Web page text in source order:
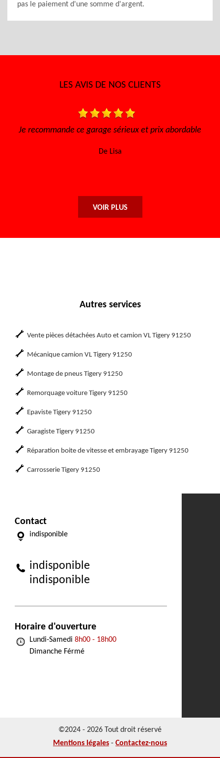
pas le paiement d'une somme d'argent.
LES AVIS DE NOS CLIENTS
Je recommande ce garage sérieux et prix abordable
De Lisa
VOIR PLUS
Autres services
Vente pièces détachées Auto et camion VL Tigery 91250
Mécanique camion VL Tigery 91250
Montage de pneus Tigery 91250
Remorquage voiture Tigery 91250
Epaviste Tigery 91250
Garagiste Tigery 91250
Réparation boite de vitesse et embrayage Tigery 91250
Carrosserie Tigery 91250
Contact
indisponible
indisponible
indisponible
Horaire d'ouverture
Lundi-Samedi 8h00 - 18h00
Dimanche Férmé
©2024 - 2026 Tout droit réservé
Mentions légales - Contactez-nous